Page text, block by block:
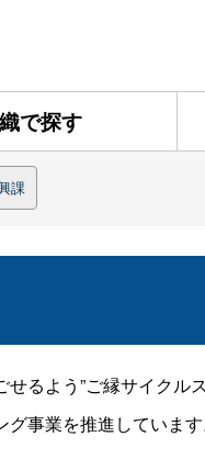
で探す
課
るよう”ご縁サイクル
事業を推進しています